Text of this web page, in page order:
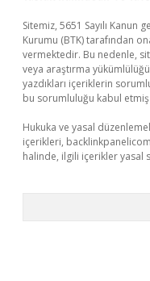
Sitemiz, 5651 Sayılı
Kurumu (BTK) tarafından
vermektedir. Bu nedenle,
veya araştırma
yazdıkları içeriklerin
bu sorumluluğu kabul etmiş
Hukuka ve yasal
içerikleri,
halinde, ilgili içerikler yasal